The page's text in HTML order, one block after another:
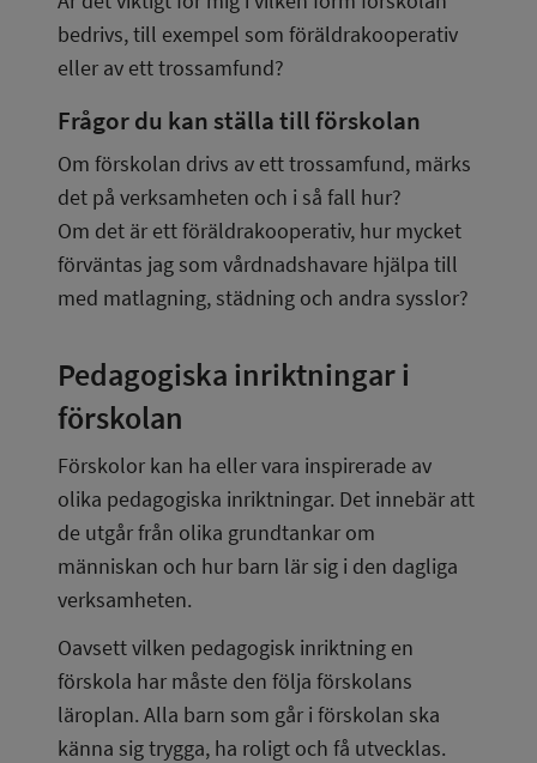
bedrivs, till exempel som föräldrakooperativ
eller av ett trossamfund?
Frågor du kan ställa till förskolan
Om förskolan drivs av ett trossamfund, märks
det på verksamheten och i så fall hur?
Om det är ett föräldrakooperativ, hur mycket
förväntas jag som vårdnadshavare hjälpa till
med matlagning, städning och andra sysslor?
Pedagogiska inriktningar i
förskolan
Förskolor kan ha eller vara inspirerade av
olika pedagogiska inriktningar. Det innebär att
de utgår från olika grundtankar om
människan och hur barn lär sig i den dagliga
verksamheten.
Oavsett vilken pedagogisk inriktning en
förskola har måste den följa förskolans
läroplan. Alla barn som går i förskolan ska
känna sig trygga, ha roligt och få utvecklas.